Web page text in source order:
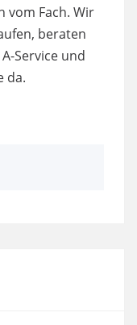
vom Fach. Wir
beraten
Service und
da.